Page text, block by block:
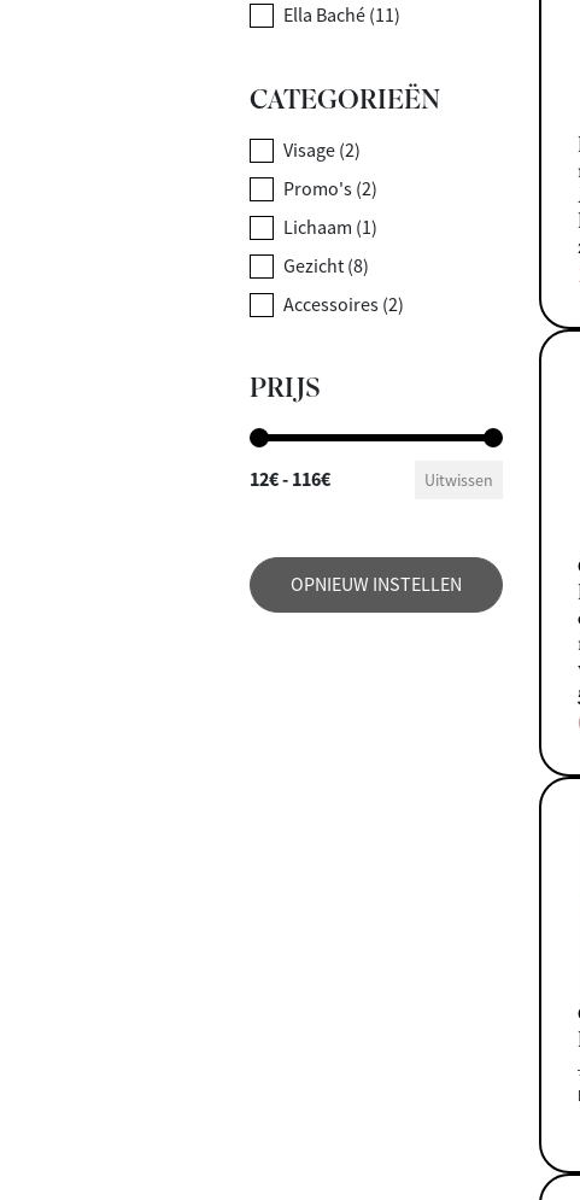
MERKEN
Ella Baché (11)
CATEGORIEËN
CATEGORIEËN
Visage (2)
Promo's (2)
Lichaam (1)
Gezicht (8)
Accessoires (2)
PRIJS
PRIJS
12€ - 116€ Uitwissen
OPNIEUW INSTELLEN